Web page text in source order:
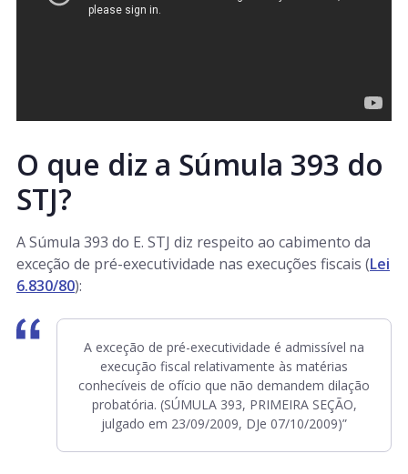
O que diz a Súmula 393 do
STJ?
A Súmula 393 do E. STJ diz respeito ao cabimento da
exceção de pré-executividade nas execuções fiscais (Lei
6.830/80):
A exceção de pré-executividade é admissível na
execução fiscal relativamente às matérias
conhecíveis de ofício que não demandem dilação
probatória. (SÚMULA 393, PRIMEIRA SEÇÃO,
julgado em 23/09/2009, DJe 07/10/2009)”